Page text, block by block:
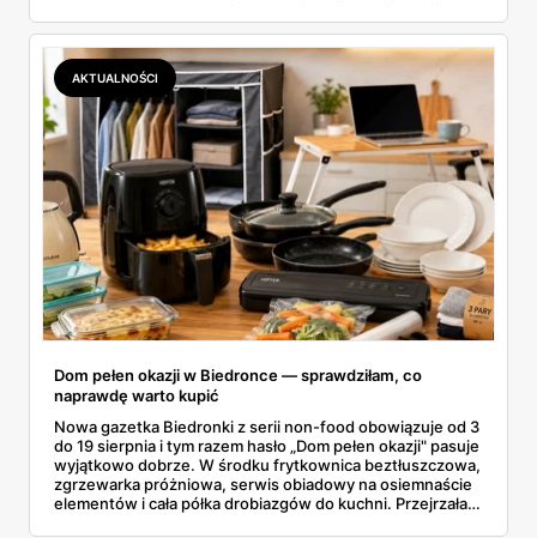
wszystkie oferty i policzyłam, kiedy taki zakup faktycznie
się opłaca.
AKTUALNOŚCI
Dom pełen okazji w Biedronce — sprawdziłam, co
naprawdę warto kupić
Nowa gazetka Biedronki z serii non-food obowiązuje od 3
do 19 sierpnia i tym razem hasło „Dom pełen okazji" pasuje
wyjątkowo dobrze. W środku frytkownica beztłuszczowa,
zgrzewarka próżniowa, serwis obiadowy na osiemnaście
elementów i cała półka drobiazgów do kuchni. Przejrzałam